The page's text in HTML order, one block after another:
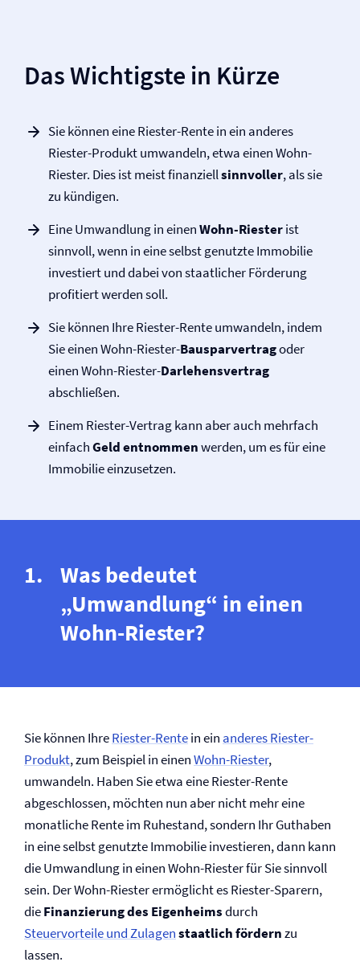
Das Wichtigste in Kürze
Sie können eine Riester-Rente in ein anderes
Riester-Produkt umwandeln, etwa einen Wohn-
Riester. Dies ist meist finanziellsinnvoller, als sie
zu kündigen.
Eine Umwandlung in einenWohn-Riesterist
sinnvoll, wenn in eine selbst genutzte Immobilie
investiert und dabei von staatlicher Förderung
profitiert werden soll.
Sie können Ihre Riester-Rente umwandeln, indem
Sie einen Wohn-Riester-Bausparvertragoder
einen Wohn-Riester-Darlehensvertrag
abschließen.
Einem Riester-Vertrag kann aber auch mehrfach
einfachGeldentnommenwerden, um es für eine
Immobilie einzusetzen.
Was bedeutet
„Umwandlung“ in einen
Wohn-Riester?
Sie können IhreRiester-Rentein ein anderes Riester-
Produkt, zum Beispiel in einenWohn-Riester,
umwandeln. Haben Sie etwa eine Riester-Rente
abgeschlossen, möchten nun aber nicht mehr eine
monatliche Rente im Ruhestand, sondern Ihr Guthaben
in eine selbst genutzte Immobilie investieren, dann kann
die Umwandlung in einen Wohn-Riester für Sie sinnvoll
sein. Der Wohn-Riester ermöglicht es Riester-Sparern,
dieFinanzierung des Eigenheimsdurch
Steuervorteile und Zulagenstaatlich fördernzu
lassen.